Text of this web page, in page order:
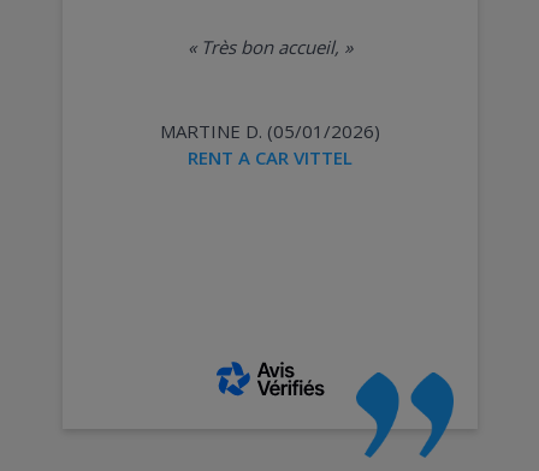
« Très bon accueil, »
MARTINE D. (05/01/2026)
RENT A CAR VITTEL